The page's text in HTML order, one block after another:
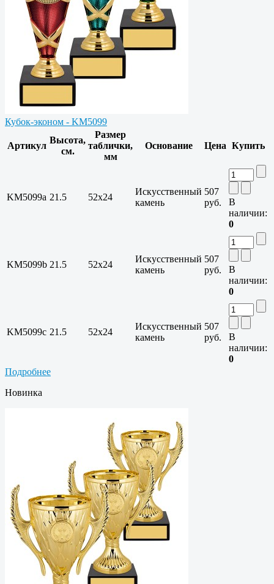
Кубок-эконом - KM5099
Артикул
Высота,
см.
Размер
таблички,
мм
Основание Цена Купить
KM5099a 21.5 52x24
Искусственный
камень
507
руб.
В
наличии:
0
KM5099b 21.5 52x24
Искусственный
камень
507
руб.
В
наличии:
0
KM5099c 21.5 52x24
Искусственный
камень
507
руб.
В
наличии:
0
Подробнее
Новинка